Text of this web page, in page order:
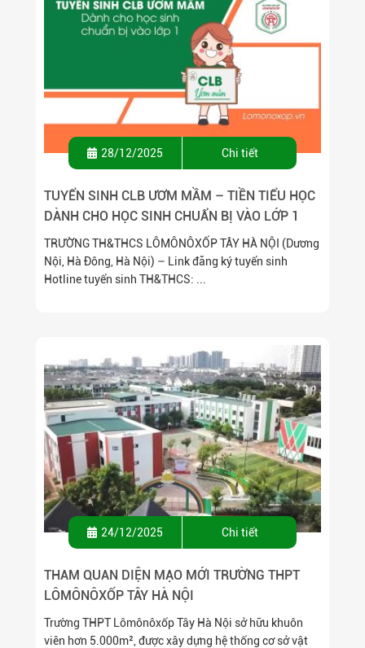
28/12/2025 Chi tiết
TUYỂN SINH CLB ƯƠM MẦM – TIỀN TIỂU HỌC
DÀNH CHO HỌC SINH CHUẨN BỊ VÀO LỚP 1
TRƯỜNG TH&THCS LÔMÔNÔXỐP TÂY HÀ NỘI (Dương
Nội, Hà Đông, Hà Nội) – Link đăng ký tuyển sinh
Hotline tuyển sinh TH&THCS: ...
24/12/2025 Chi tiết
THAM QUAN DIỆN MẠO MỚI TRƯỜNG THPT
LÔMÔNÔXỐP TÂY HÀ NỘI
Trường THPT Lômônôxốp Tây Hà Nội sở hữu khuôn
viên hơn 5.000m², được xây dựng hệ thống cơ sở vật